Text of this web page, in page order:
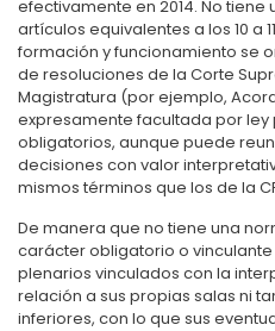
efectivamente en 2014. No
artículos equivalentes a los 10 a
formación y funcionamiento se
de resoluciones de la Corte
Magistratura (por ejemplo,
expresamente facultada por
obligatorios, aunque puede
decisiones con valor
mismos términos que los de la
De manera que no tiene una
carácter obligatorio o
plenarios vinculados con la
relación a sus propias salas ni
inferiores, con lo que sus